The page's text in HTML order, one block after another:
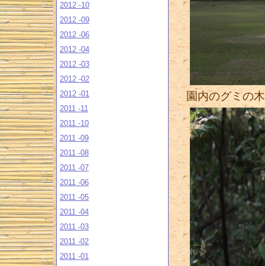
2012 -10
2012 -09
2012 -06
2012 -04
2012 -03
2012 -02
2012 -01
2011 -11
2011 -10
2011 -09
2011 -08
2011 -07
2011 -06
2011 -05
2011 -04
2011 -03
2011 -02
2011 -01
園内のグミの